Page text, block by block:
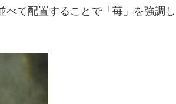
て配置することで「苺」を強調し